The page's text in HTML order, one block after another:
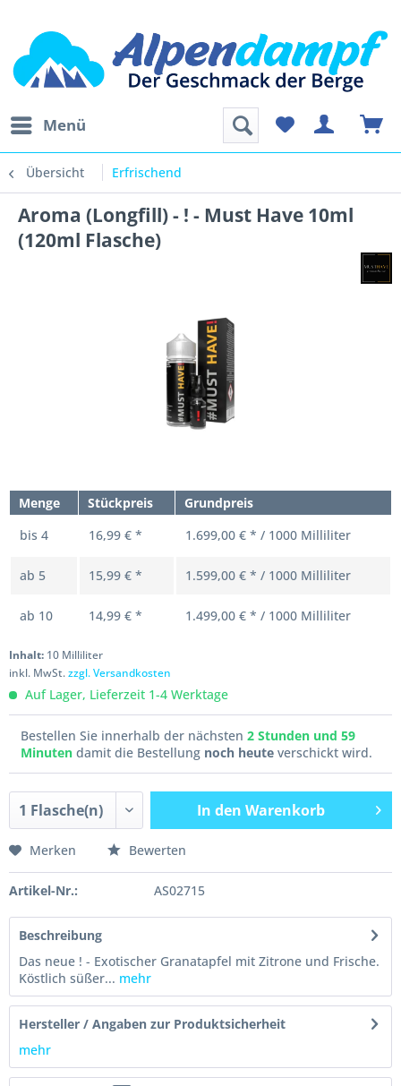
Menü
Übersicht Erfrischend
Aroma (Longfill) - ! - Must Have 10ml
(120ml Flasche)
Menge Stückpreis
Grundpreis
bis 4 16,99 € * 1.699,00 € * / 1000 Milliliter
ab 5 15,99 € * 1.599,00 € * / 1000 Milliliter
ab 10 14,99 € * 1.499,00 € * / 1000 Milliliter
Inhalt: 10 Milliliter
inkl. MwSt.zzgl. Versandkosten
Auf Lager, Lieferzeit 1-4 Werktage
Bestellen Sie innerhalb der nächsten 2 Stunden und 59
Minuten damit die Bestellung noch heute verschickt wird.
In den Warenkorb
Merken Bewerten
Artikel-Nr.: AS02715
Beschreibung
Das neue ! - Exotischer Granatapfel mit Zitrone und Frische.
Köstlich süßer... mehr
Hersteller / Angaben zur Produktsicherheit
mehr